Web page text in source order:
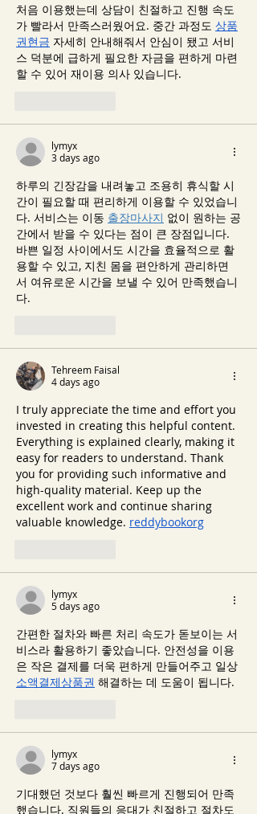
처음 이용했는데 상담이 친절하고 진행 속도
가 빨라서 만족스러웠어요. 중간 과정도 상품
권현금 자세히 안내해줘서 안심이 됐고 서비
스 덕분에 급하게 필요한 자금을 편하게 마련
할 수 있어 재이용 의사 있습니다.
lymyx
3 days ago
하루의 긴장감을 내려놓고 조용히 휴식할 시
간이 필요할 때 편리하게 이용할 수 있었습니
다. 서비스는 이동 출장마사지 없이 원하는 공
간에서 받을 수 있다는 점이 큰 장점입니다.
바쁜 일정 사이에서도 시간을 효율적으로 활
용할 수 있고, 지친 몸을 편안하게 관리하면
서 여유로운 시간을 보낼 수 있어 만족했습니
다.
Tehreem Faisal
4 days ago
I truly appreciate the time and effort you
invested in creating this helpful content.
Everything is explained clearly, making it
easy for readers to understand. Thank
you for providing such informative and
high-quality material. Keep up the
excellent work and continue sharing
valuable knowledge. reddybookorg
lymyx
5 days ago
간편한 절차와 빠른 처리 속도가 돋보이는 서
비스라 활용하기 좋았습니다. 안전성을 이용
은 작은 결제를 더욱 편하게 만들어주고 일상
소액결제상품권 해결하는 데 도움이 됩니다.
lymyx
7 days ago
기대했던 것보다 훨씬 빠르게 진행되어 만족
했습니다. 직원들의 응대가 친절하고 절차도